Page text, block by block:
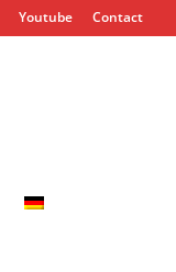
Youtube Contact